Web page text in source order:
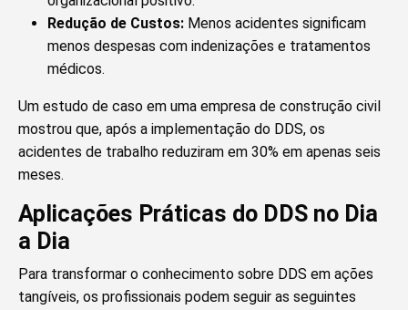
Redução de Custos: Menos acidentes significam
menos despesas com indenizações e tratamentos
médicos.
Um estudo de caso em uma empresa de construção civil
mostrou que, após a implementação do DDS, os
acidentes de trabalho reduziram em 30% em apenas seis
meses.
Aplicações Práticas do DDS no Dia
a Dia
Para transformar o conhecimento sobre DDS em ações
tangíveis, os profissionais podem seguir as seguintes